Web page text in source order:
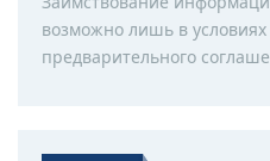
возможно лишь в
предварительного